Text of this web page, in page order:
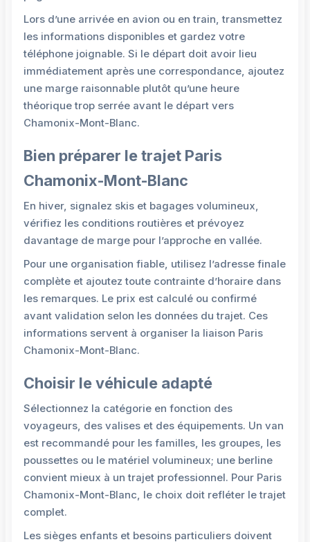
Lors d’une arrivée en avion ou en train, transmettez
les informations disponibles et gardez votre
téléphone joignable. Si le départ doit avoir lieu
immédiatement après une correspondance, ajoutez
une marge raisonnable plutôt qu’une heure
théorique trop serrée avant le départ vers
Chamonix-Mont-Blanc.
Bien préparer le trajet Paris
Chamonix-Mont-Blanc
En hiver, signalez skis et bagages volumineux,
vérifiez les conditions routières et prévoyez
davantage de marge pour l’approche en vallée.
Pour une organisation fiable, utilisez l’adresse finale
complète et ajoutez toute contrainte d’horaire dans
les remarques. Le prix est calculé ou confirmé
avant validation selon les données du trajet. Ces
informations servent à organiser la liaison Paris
Chamonix-Mont-Blanc.
Choisir le véhicule adapté
Sélectionnez la catégorie en fonction des
voyageurs, des valises et des équipements. Un van
est recommandé pour les familles, les groupes, les
poussettes ou le matériel volumineux; une berline
convient mieux à un trajet professionnel. Pour Paris
Chamonix-Mont-Blanc, le choix doit refléter le trajet
complet.
Les sièges enfants et besoins particuliers doivent